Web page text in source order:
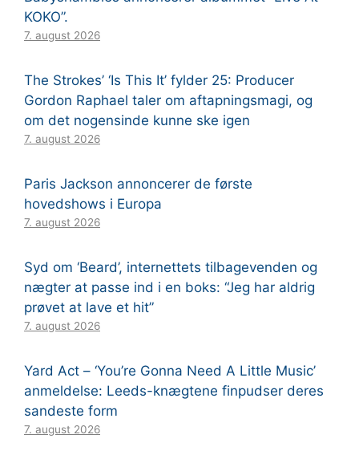
KOKO”.
7. august 2026
The Strokes’ ‘Is This It’ fylder 25: Producer
Gordon Raphael taler om aftapningsmagi, og
om det nogensinde kunne ske igen
7. august 2026
Paris Jackson annoncerer de første
hovedshows i Europa
7. august 2026
Syd om ‘Beard’, internettets tilbagevenden og
nægter at passe ind i en boks: “Jeg har aldrig
prøvet at lave et hit”
7. august 2026
Yard Act – ‘You’re Gonna Need A Little Music’
anmeldelse: Leeds-knægtene finpudser deres
sandeste form
7. august 2026